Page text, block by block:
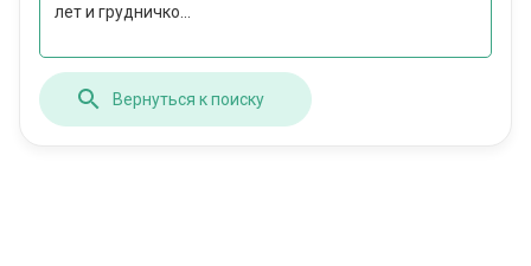
лет и грудничко...
Вернуться к поиску